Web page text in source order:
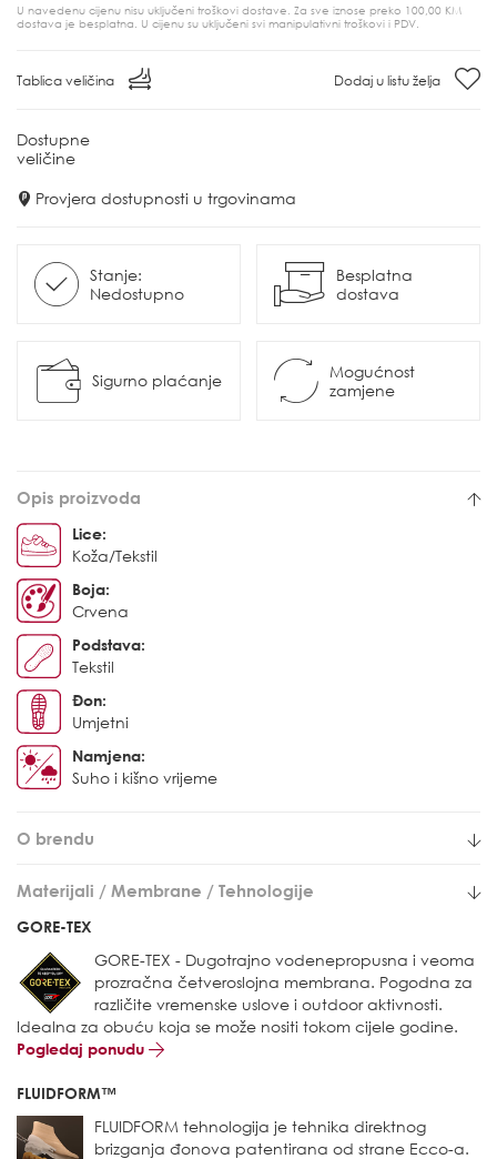
U navedenu cijenu nisu uključeni troškovi dostave. Za sve iznose preko 100,00 KM
dostava je besplatna. U cijenu su uključeni svi manipulativni troškovi i PDV.
Tablica veličina Dodaj u listu želja
Dostupne
veličine
Provjera dostupnosti u trgovinama
Stanje:
Nedostupno
Besplatna
dostava
Sigurno plaćanje
Mogućnost
zamjene
Opis proizvoda
Lice:
Koža/Tekstil
Boja:
Crvena
Podstava:
Tekstil
Đon:
Umjetni
Namjena:
Suho i kišno vrijeme
O brendu
Materijali / Membrane / Tehnologije
GORE-TEX
GORE-TEX - Dugotrajno vodenepropusna i veoma
prozračna četveroslojna membrana. Pogodna za
različite vremenske uslove i outdoor aktivnosti.
Idealna za obuću koja se može nositi tokom cijele godine.
Pogledaj ponudu
FLUIDFORM™
FLUIDFORM tehnologija je tehnika direktnog
brizganja đonova patentirana od strane Ecco-a.